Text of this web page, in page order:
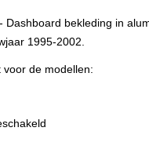
Dashboard bekleding in
1995-2002.
voor de modellen: